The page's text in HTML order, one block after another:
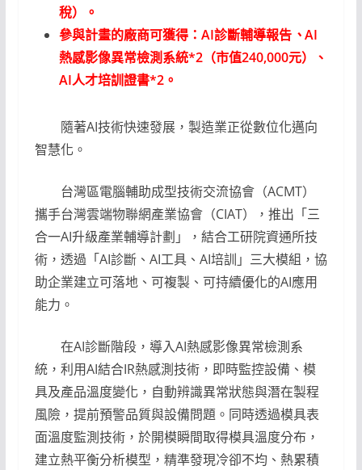
稅）。
參與計畫的廠商可獲得：AI診斷輔導報告、AI
熱感影像異常檢測系統*2（市值240,000元）、
AI人才培訓證書*2。
隨著AI技術快速發展，製造業正從數位化邁向
智慧化。
台灣區電腦輔助成型技術交流協會（ACMT）
攜手台灣雲端物聯網產業協會（CIAT），推出「三
合一AI升級產業輔導計劃」，結合工研院資通所技
術，透過「AI診斷、AI工具、AI培訓」三大模組，協
助企業建立可落地、可複製、可持續優化的AI應用
能力。
在AI診斷階段，導入AI熱感影像異常檢測系
統，利用AI結合IR熱感測技術，即時監控設備、模
具及產品溫度變化，自動辨識異常狀態與潛在製程
風險，提前預警品質與設備問題。同時透過模具表
面溫度監測技術，於開模瞬間取得模具溫度分布，
建立熱平衡分析模型，精準發現冷卻不均、熱累積